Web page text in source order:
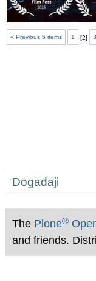
« Previous 5 items 1 [2] 3
Događaji
The Plone®
and friends.